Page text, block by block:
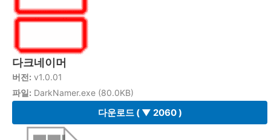
다크네이머
버전: v1.0.01
파일: DarkNamer.exe (80.0KB)
다운로드( ▼ 2060 )